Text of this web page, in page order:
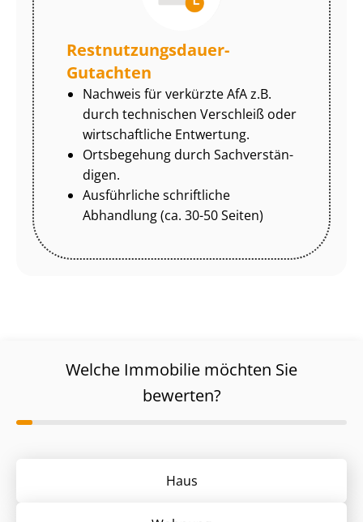
Rest­nut­zungs­dau­er-
Gutachten
Nachweis für verkürzte AfA z.B.
durch technischen Verschleiß oder
wirtschaftliche Entwertung.
Ortsbegehung durch Sach­ver­stän­
di­gen.
Ausführliche schriftliche
Abhandlung (ca. 30-50 Seiten)
Welche Immobilie möchten Sie
bewerten?
Haus